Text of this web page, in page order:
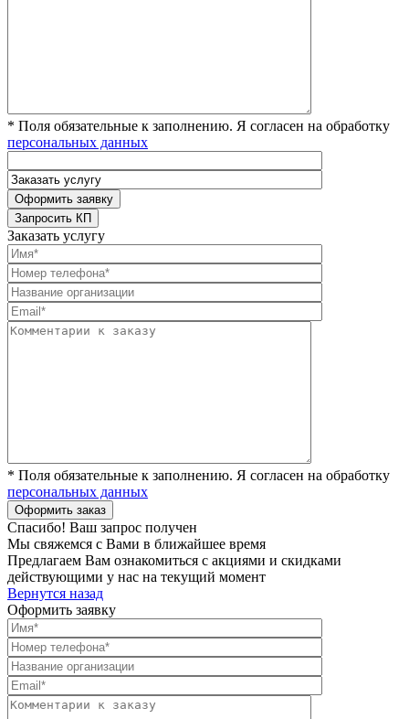
* Поля обязательные к заполнению. Я согласен на обработку
персональных данных
Заказать услугу
* Поля обязательные к заполнению. Я согласен на обработку
персональных данных
Спасибо! Ваш запрос получен
Мы свяжемся с Вами в ближайшее время
Предлагаем Вам ознакомиться с акциями и скидками
действующими у нас на текущий момент
Вернутся назад
Оформить заявку